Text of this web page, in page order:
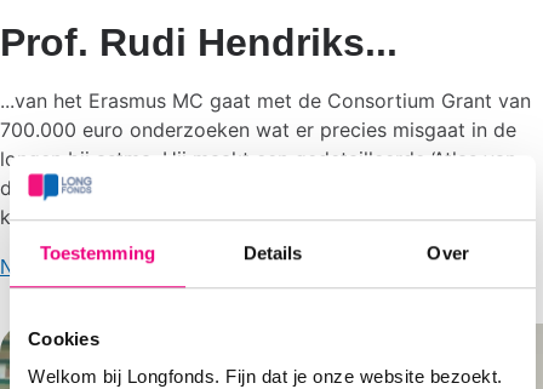
Toestemming Details Over
Cookies
Welkom bij Longfonds. Fijn dat je onze website bezoekt.
Prof. Rudi Hendriks...
...van het Erasmus MC gaat met de Consortium Grant van
700.000 euro onderzoeken wat er precies misgaat in de
longen bij astma. Hij maakt een gedetailleerde ‘Atlas van
de Long’ om uiteindelijk ernstige astmaklachten beter te
kunnen behandelen.
Naar het onderzoek